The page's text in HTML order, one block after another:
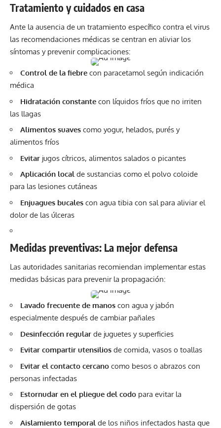
Tratamiento y cuidados en casa
Ante la ausencia de un tratamiento específico contra el virus
las recomendaciones médicas se centran en aliviar los
síntomas y prevenir complicaciones:
Control de la fiebre con paracetamol según indicación
médica
Hidratación constante con líquidos fríos que no irriten
las llagas
Alimentos suaves como yogur, helados, purés y
alimentos fríos
Evitar jugos cítricos, alimentos salados o picantes
Aplicación localde sustancias como el polvo coloide
para las lesiones cutáneas
Enjuagues bucales con agua tibia con sal para aliviar el
dolor de las úlceras
Medidas preventivas: La mejor defensa
Las autoridades sanitarias recomiendan implementar estas
medidas básicas para prevenir la propagación:
Lavado frecuente de manos con agua y jabón
especialmente después de cambiar pañales
Desinfección regular de juguetes y superficies
Evitar compartir utensilios de comida, vasos o toallas
Evitar el contacto cercano como besos o abrazos con
personas infectadas
Estornudar en el pliegue del codo para evitar la
dispersión de gotas
Aislamiento temporal de los niños infectados hasta que